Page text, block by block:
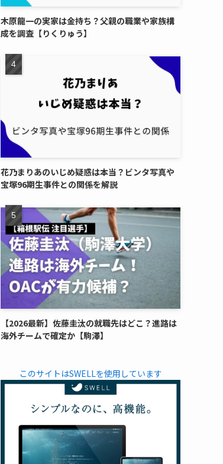
木原龍一の実家は金持ち？父親の職業や家族構
成を調査【りくりゅう】
花乃まりあのいじめ疑惑は本当？ビンタ写真や
宝塚96期生事件との関係を解説
【2026最新】佐藤圭汰の就職先はどこ？進路は
海外チームで確定か【駒澤】
このサイトはSWELLを使用しています